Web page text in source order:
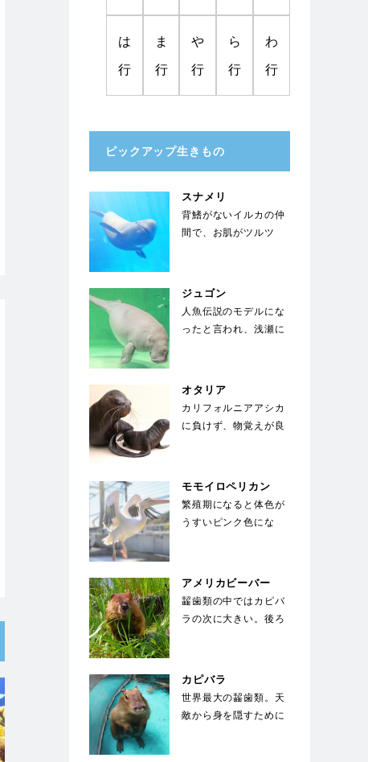
は
行
ま
行
や
行
ら
行
わ
行
ピックアップ生きもの
スナメリ
背鰭がないイルカの仲
間で、お肌がツルツ
ジュゴン
人魚伝説のモデルにな
ったと言われ、浅瀬に
育…
オタリア
カリフォルニアアシカ
に負けず、物覚えが良
モモイロペリカン
繁殖期になると体色が
うすいピンク色にな
アメリカビーバー
齧歯類の中ではカピバ
ラの次に大きい。後ろ
使…
カピバラ
世界最大の齧歯類。天
敵から身を隠すために